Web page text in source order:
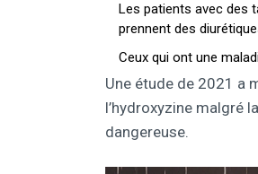
Les patients avec des
prennent des
Ceux qui ont une
Une étude de 2021 a
l’hydroxyzine malgré
dangereuse.